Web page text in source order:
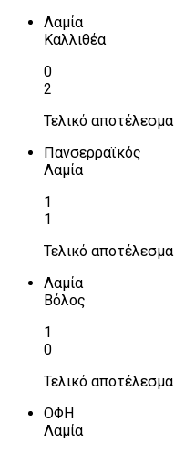
Λαμία
Καλλιθέα
0
2
Τελικό αποτέλεσμα
Πανσερραϊκός
Λαμία
1
1
Τελικό αποτέλεσμα
Λαμία
Βόλος
1
0
Τελικό αποτέλεσμα
ΟΦΗ
Λαμία